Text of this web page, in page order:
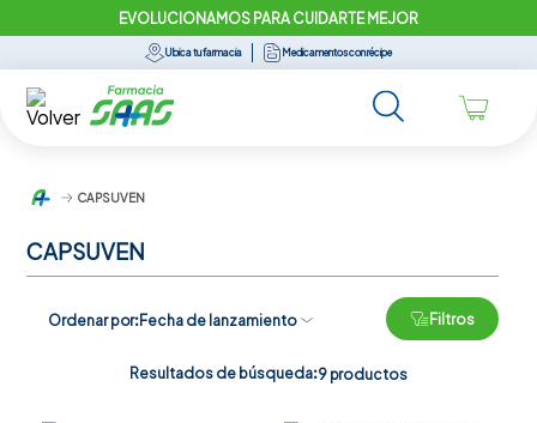
EVOLUCIONAMOS PARA CUIDARTE MEJOR
Ubica tu farmacia Medicamentos con récipe
CAPSUVEN
CAPSUVEN
Ordenar por Fecha de lanzamiento Filtros
Resultados de búsqueda:9 productos